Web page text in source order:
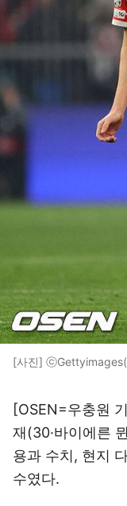
[사진] ⓒGettyimages(
[OSEN=우충원
재(30·바이에른
용과 수치, 현지
수였다.